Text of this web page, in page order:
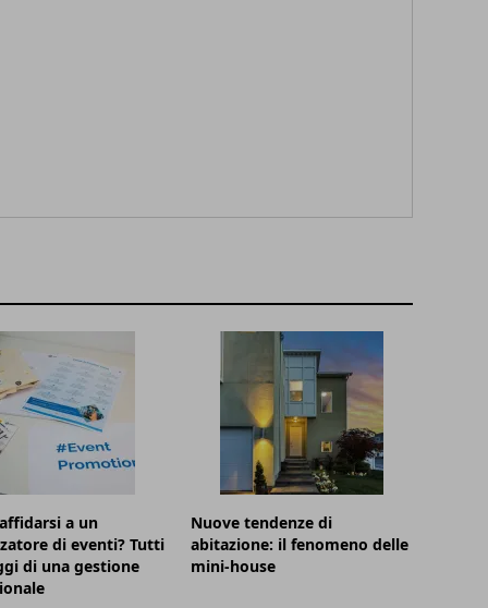
a un
di eventi? Tutti
di una gestione
Nuove tendenze di
abitazione: il fenomeno delle
mini-house